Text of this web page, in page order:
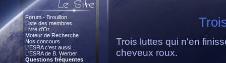
Forum - Brouillon
Liste des membres
Livre d'Or
Moteur de Recherche
Nos concours
L'ESRA c'est aussi...
L'ESRA de B. Werber
Questions fréquentes
Trois luttes qui n'en
cheveux roux.